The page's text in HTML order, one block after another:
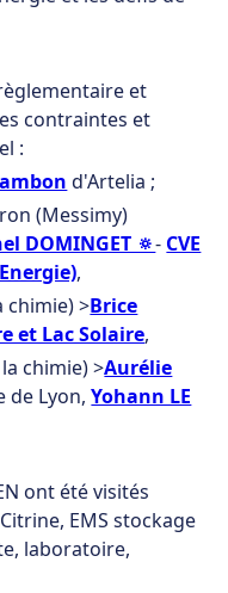
et
contraintes et
:
d'Artelia ;
(Messimy)
DOMINGET 🔅- CVE
,
chimie) >Brice
et Lac Solaire,
la chimie) >Aurélie
de Lyon,Yohann LE
ont été visités
EMS stockage
laboratoire,